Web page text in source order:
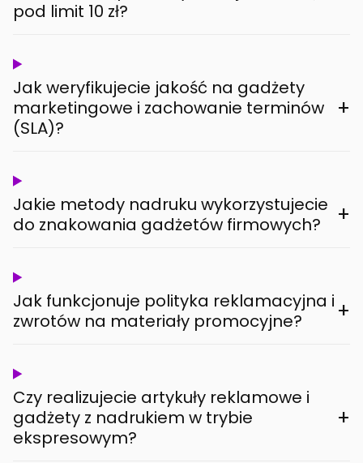
pod limit 10 zł?
Jak weryfikujecie jakość na gadżety
marketingowe i zachowanie terminów
(SLA)?
+
Jakie metody nadruku wykorzystujecie
do znakowania gadżetów firmowych?
+
Jak funkcjonuje polityka reklamacyjna i
zwrotów na materiały promocyjne?
+
Czy realizujecie artykuły reklamowe i
gadżety z nadrukiem w trybie
ekspresowym?
+